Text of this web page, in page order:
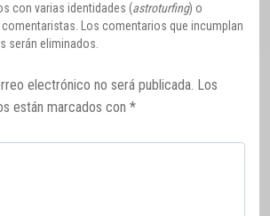
con varias identidades (astroturfing) o
Los comentarios que incumplan
serán eliminados.
electrónico no será publicada. Los
están marcados con *